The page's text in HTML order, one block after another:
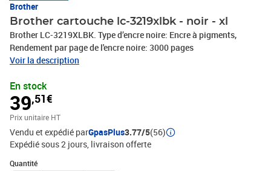
Brother
Brother cartouche lc-3219xlbk - noir - xl
Brother LC-3219XLBK. Type d’encre noire: Encre à pigments,
Rendement par page de l'encre noire: 3000 pages
Voir la description
En stock
39,51€
Prix unitaire HT
Vendu et expédié parGpasPlus3.77/5(56)
Expédié sous 2 jours livraison offerte
Quantité
Quantité : 1